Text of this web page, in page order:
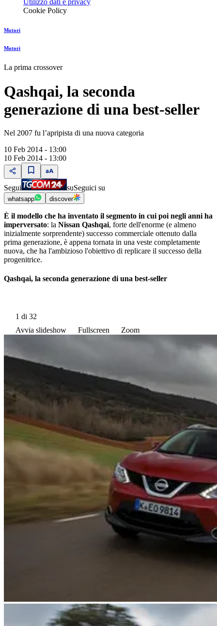
Utilizzo dati e privacy
Cookie Policy
Motori
Motori
La prima crossover
Qashqai, la seconda
generazione di una best-seller
Nel 2007 fu l’apripista di una nuova categoria
10 Feb 2014 - 13:00
10 Feb 2014 - 13:00
Segui suSeguici su
whatsapp discover
È il modello che ha inventato il segmento in cui poi negli anni ha
imperversato: la Nissan Qashqai, forte dell'enorme (e almeno
inizialmente sorprendente) successo commerciale ottenuto dalla
prima generazione, è appena tornata in una veste completamente
nuova, che ha l'ambizioso l'obiettivo di replicare il successo della
progenitrice.
Qashqai, la seconda generazione di una best-seller
1 di 32
Avvia slideshow
Fullscreen Zoom